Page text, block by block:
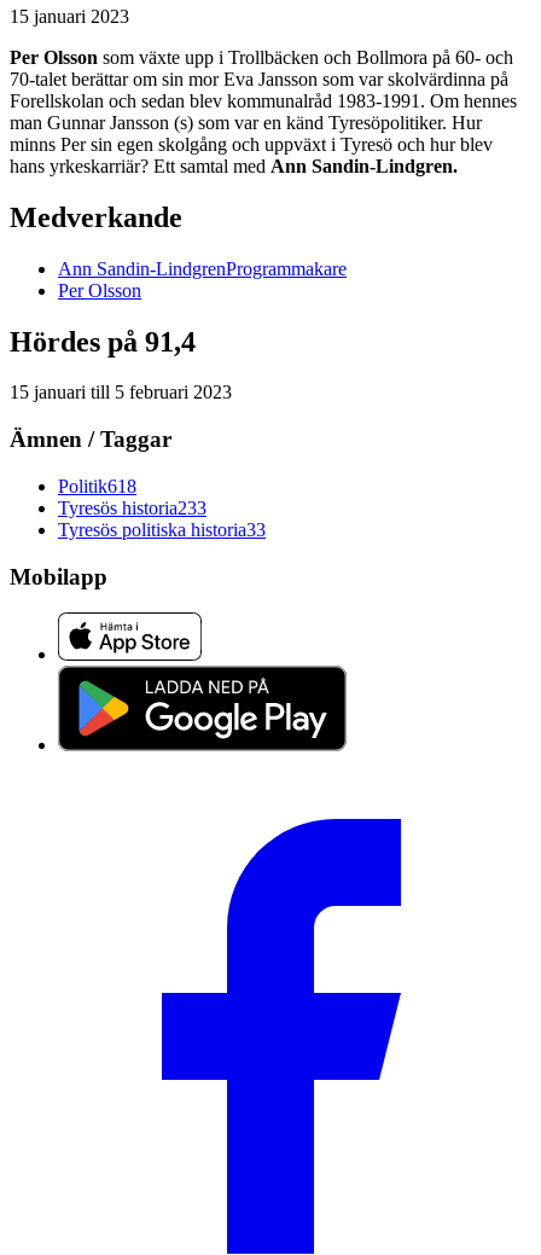
15 januari 2023
Per Olsson som växte upp i Trollbäcken och Bollmora på 60- och
70-talet berättar om sin mor Eva Jansson som var skolvärdinna på
Forellskolan och sedan blev kommunalråd 1983-1991. Om hennes
man Gunnar Jansson (s) som var en känd Tyresöpolitiker. Hur
minns Per sin egen skolgång och uppväxt i Tyresö och hur blev
hans yrkeskarriär? Ett samtal med Ann Sandin-Lindgren.
Medverkande
Ann Sandin-LindgrenProgrammakare
Per Olsson
Hördes på 91,4
15 januari till 5 februari 2023
Ämnen / Taggar
Politik618
Tyresös historia233
Tyresös politiska historia33
Mobilapp